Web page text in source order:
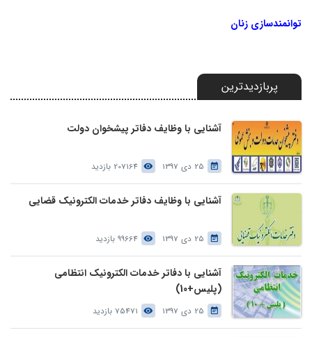
توانمندسازی زنان
پربازدیدترین
آشنایی با وظایف دفاتر پیشخوان دولت
25 دی 1397 207164 بازدید
آشنایی با وظایف دفاتر خدمات الکترونیک قضایی
25 دی 1397 99664 بازدید
آشنایی با دفاتر خدمات الکترونیک انتظامی
(پلیس+10)
25 دی 1397 75471 بازدید